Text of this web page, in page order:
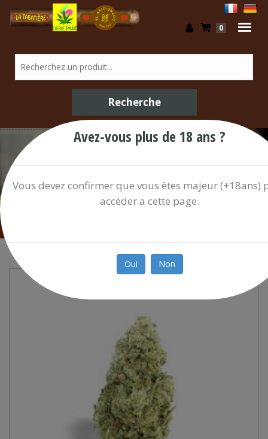
0
/ Shop
Avez-vous plus de 18 ans ?
Vous devez confirmer que vous êtes majeur (+18ans)
accéder a cette page.
Oui Non